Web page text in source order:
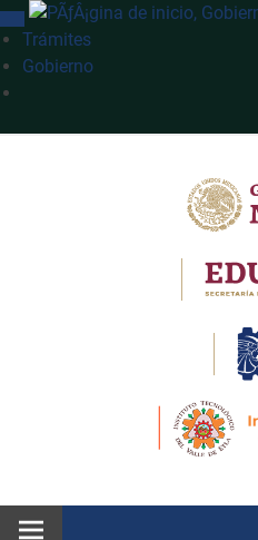
INTERRUPTOR DE NAVEGACIÓN
Trámites
Gobierno